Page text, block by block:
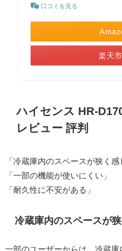
口コミを見る
楽天
ハイセンス HR-
レビュー 評判
「冷蔵庫内のスペースが狭く感
「一部の機能が使いにくい」
「耐久性に不安がある」
冷蔵庫内のスペースが
一部のユーザーからは、冷蔵